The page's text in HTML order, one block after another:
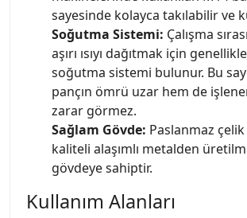
sayesinde kolayca takılabilir ve
Soğutma Sistemi: Çalışma
aşırı ısıyı dağıtmak için
soğutma sistemi bulunur. Bu
pançın ömrü uzar hem de
zarar görmez.
Sağlam Gövde: Paslanmaz
kaliteli alaşımlı metalden
gövdeye sahiptir.
Kullanım Alanları